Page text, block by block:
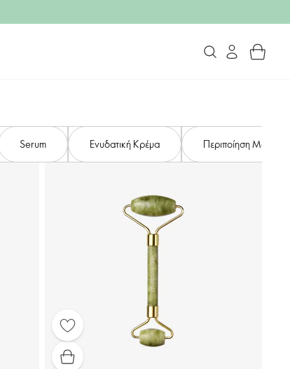
Serum Ενυδατική Κρέμα Περιποίηση Ματιών